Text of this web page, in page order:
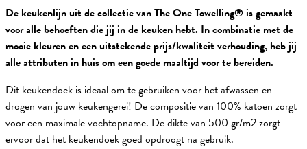
De keukenlijn uit de collectie van The One Towelling® is gemaakt
voor alle behoeften die jij in de keuken hebt. In combinatie met de
mooie kleuren en een uitstekende prijs/kwaliteit verhouding, heb jij
alle attributen in huis om een goede maaltijd voor te bereiden.
Dit keukendoek is ideaal om te gebruiken voor het afwassen en
drogen van jouw keukengerei! De compositie van 100% katoen zorgt
voor een maximale vochtopname. De dikte van 500 gr/m2 zorgt
ervoor dat het keukendoek goed opdroogt na gebruik.